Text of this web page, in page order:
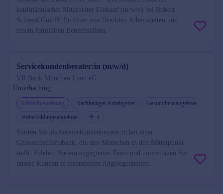
kaufmännischer Mitarbeiter Einkauf (m/w/d) bei Robert
Schiessl GmbH. Profitier von flexiblen Arbeitszeiten und
einem familiären Betriebsklima.
Servicekundenberater:in (m/w/d)
VR Bank München Land eG
Unterhaching
Schnellbewerbung Nachhaltiger Arbeitgeber
Gesundheitsangebote
Weiterbildungsangebote
4
Starten Sie als Servicekundenberater:in bei einer
Genossenschaftsbank, die den Menschen in den Mittelpunkt
stellt. Erleben Sie ein engagiertes Team und unterstützen Sie
unsere Kunden in finanziellen Angelegenheiten.